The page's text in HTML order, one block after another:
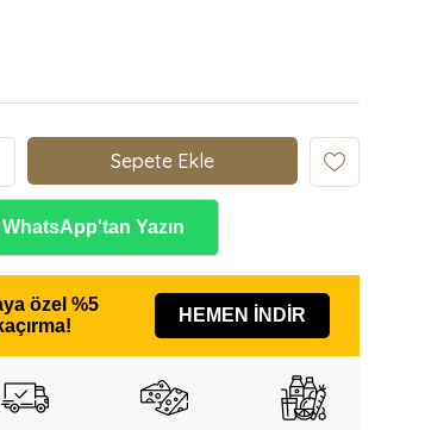
WhatsApp'tan Yazın
özel %5
HEMEN İNDİR